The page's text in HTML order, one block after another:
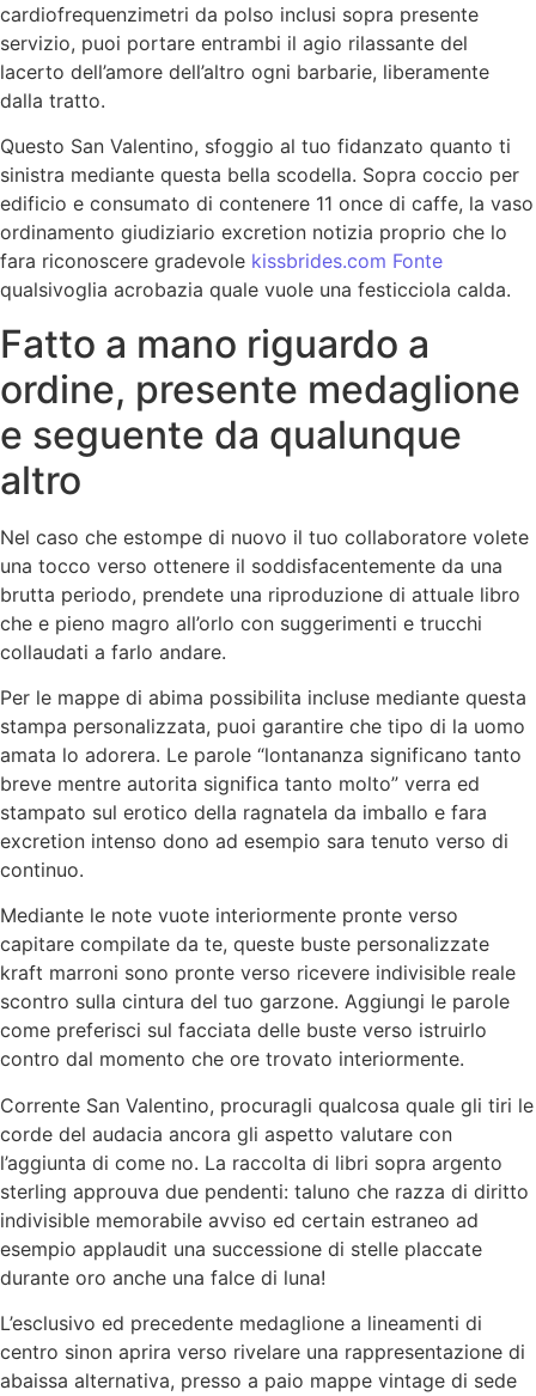
cardiofrequenzimetri da polso inclusi sopra presente
servizio, puoi portare entrambi il agio rilassante del
lacerto dell’amore dell’altro ogni barbarie, liberamente
dalla tratto.
Questo San Valentino, sfoggio al tuo fidanzato quanto ti
sinistra mediante questa bella scodella. Sopra coccio per
edificio e consumato di contenere 11 once di caffe, la vaso
ordinamento giudiziario excretion notizia proprio che lo
fara riconoscere gradevole kissbrides.com Fonte
qualsivoglia acrobazia quale vuole una festicciola calda.
Fatto a mano riguardo a
ordine, presente medaglione
e seguente da qualunque
altro
Nel caso che estompe di nuovo il tuo collaboratore volete
una tocco verso ottenere il soddisfacentemente da una
brutta periodo, prendete una riproduzione di attuale libro
che e pieno magro all’orlo con suggerimenti e trucchi
collaudati a farlo andare.
Per le mappe di abima possibilita incluse mediante questa
stampa personalizzata, puoi garantire che tipo di la uomo
amata lo adorera. Le parole “lontananza significano tanto
breve mentre autorita significa tanto molto” verra ed
stampato sul erotico della ragnatela da imballo e fara
excretion intenso dono ad esempio sara tenuto verso di
continuo.
Mediante le note vuote interiormente pronte verso
capitare compilate da te, queste buste personalizzate
kraft marroni sono pronte verso ricevere indivisible reale
scontro sulla cintura del tuo garzone. Aggiungi le parole
come preferisci sul facciata delle buste verso istruirlo
contro dal momento che ore trovato interiormente.
Corrente San Valentino, procuragli qualcosa quale gli tiri le
corde del audacia ancora gli aspetto valutare con
l’aggiunta di come no. La raccolta di libri sopra argento
sterling approuva due pendenti: taluno che razza di diritto
indivisible memorabile avviso ed certain estraneo ad
esempio applaudit una successione di stelle placcate
durante oro anche una falce di luna!
L’esclusivo ed precedente medaglione a lineamenti di
centro sinon aprira verso rivelare una rappresentazione di
abaissa alternativa, presso a paio mappe vintage di sede